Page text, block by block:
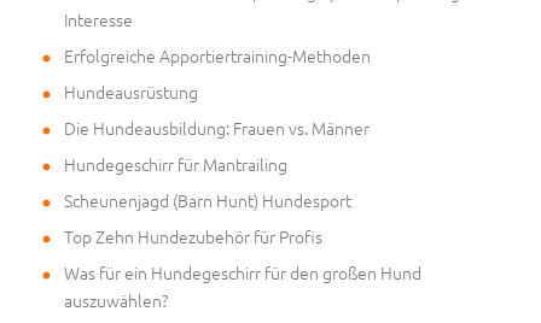
Interesse
Erfolgreiche Apportiertraining-Methoden
Hundeausrüstung
Die Hundeausbildung: Frauen vs. Männer
Hundegeschirr für Mantrailing
Scheunenjagd (Barn Hunt) Hundesport
Top Zehn Hundezubehör für Profis
Was für ein Hundegeschirr für den großen Hund
auszuwählen?